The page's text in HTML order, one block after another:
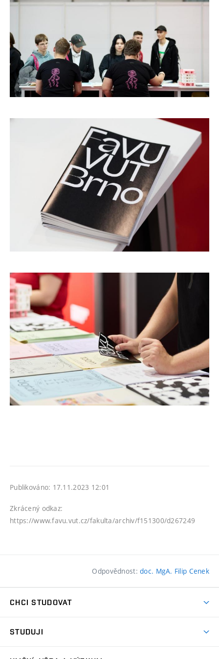
Publikováno: 17.11.2023 12:01
Zkrácený odkaz:
https://www.favu.vut.cz/fakulta/archiv/f151300/d267249
Odpovědnost:doc. MgA. Filip Cenek
CHCI STUDOVAT
STUDUJI